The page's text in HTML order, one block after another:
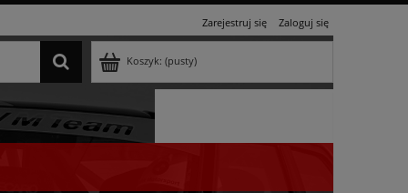
Zarejestruj się Zaloguj się
Koszyk: (pusty)